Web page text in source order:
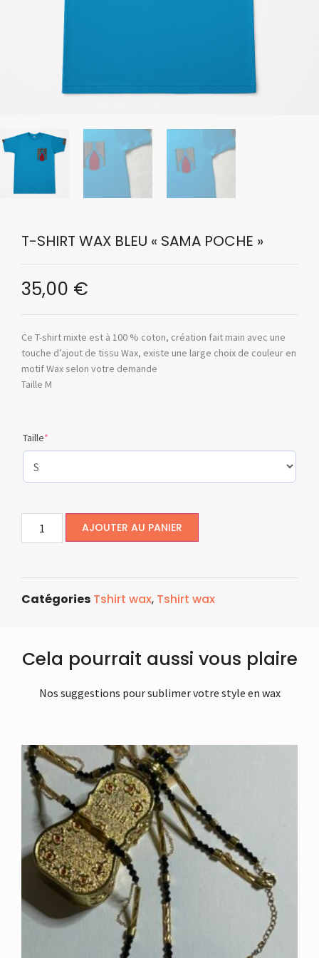
T-SHIRT WAX BLEU « SAMA POCHE »
35,00 €
Ce T-shirt mixte est à 100 % coton, création fait main avec une
touche d’ajout de tissu Wax, existe une large choix de couleur en
motif Wax selon votre demande
Taille M
Taille*
AJOUTER AU PANIER
Catégories Tshirt wax, Tshirt wax
Cela pourrait aussi vous plaire
Nos suggestions pour sublimer votre style en wax